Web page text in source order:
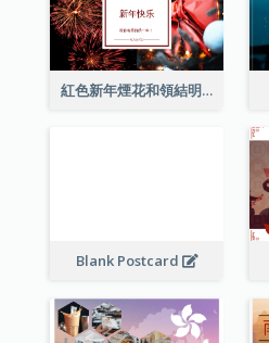
紅色新年煙花和領結明信片
Blank Postcard